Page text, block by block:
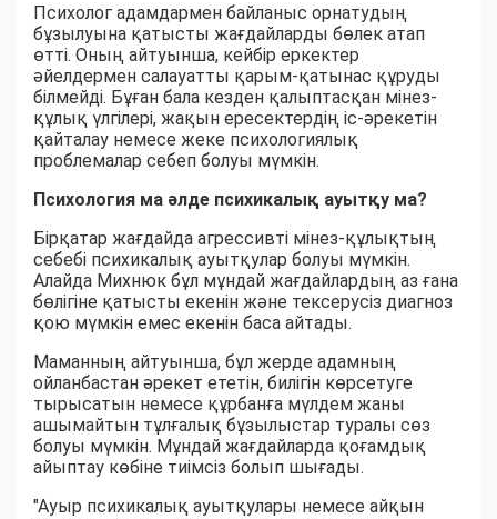
Психолог адамдармен байланыс орнатудың
бұзылуына қатысты жағдайларды бөлек атап
өтті. Оның айтуынша, кейбір еркектер
әйелдермен салауатты қарым-қатынас құруды
білмейді. Бұған бала кезден қалыптасқан мінез-
құлық үлгілері, жақын ересектердің іс-әрекетін
қайталау немесе жеке психологиялық
проблемалар себеп болуы мүмкін.
Психология ма әлде психикалық ауытқу ма?
Бірқатар жағдайда агрессивті мінез-құлықтың
себебі психикалық ауытқулар болуы мүмкін.
Алайда Михнюк бұл мұндай жағдайлардың аз ғана
бөлігіне қатысты екенін және тексерусіз диагноз
қою мүмкін емес екенін баса айтады.
Маманның айтуынша, бұл жерде адамның
ойланбастан әрекет ететін, билігін көрсетуге
тырысатын немесе құрбанға мүлдем жаны
ашымайтын тұлғалық бұзылыстар туралы сөз
болуы мүмкін. Мұндай жағдайларда қоғамдық
айыптау көбіне тиімсіз болып шығады.
"Ауыр психикалық ауытқулары немесе айқын